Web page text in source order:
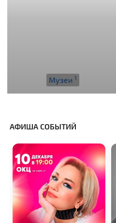
Музеи 1
АФИША СОБЫТИЙ